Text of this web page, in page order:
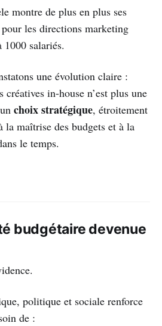
montre de plus en plus ses
les directions marketing
1000 salariés.
une évolution claire :
créatives in-house n’est plus une
choix stratégique, étroitement
la maîtrise des budgets et à la
le temps.
budgétaire devenue
politique et sociale renforce
de :